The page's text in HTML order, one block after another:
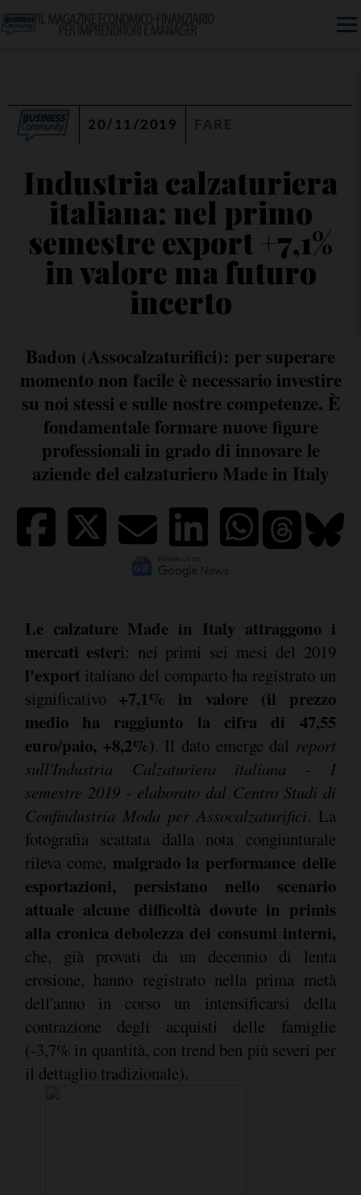
20/11/2019 FARE
Industria calzaturiera
italiana: nel primo
semestre export +7,1%
in valore ma futuro
incerto
Badon (Assocalzaturifici): per superare
momento non facile è necessario investire
su noi stessi e sulle nostre competenze. È
fondamentale formare nuove figure
professionali in grado di innovare le
aziende del calzaturiero Made in Italy
Le calzature Made in Italy attraggono i
mercati esteri: nei primi sei mesi del 2019
l'export italiano del comparto ha registrato un
significativo +7,1% in valore (il prezzo
medio ha raggiunto la cifra di 47,55
euro/paio, +8,2%). Il dato emerge dal report
sull'Industria Calzaturiera italiana - I
semestre 2019 - elaborato dal Centro Studi di
Confindustria Moda per Assocalzaturifici. La
fotografia scattata dalla nota congiunturale
rileva come, malgrado la performance delle
esportazioni, persistano nello scenario
attuale alcune difficoltà dovute in primis
alla cronica debolezza dei consumi interni,
che, già provati da un decennio di lenta
erosione, hanno registrato nella prima metà
dell'anno in corso un intensificarsi della
contrazione degli acquisti delle famiglie
(-3,7% in quantità, con trend ben più severi per
il dettaglio tradizionale).